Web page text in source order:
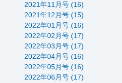
2021年11月号 (16)
2021年12月号 (15)
2022年01月号 (16)
2022年02月号 (17)
2022年03月号 (17)
2022年04月号 (16)
2022年05月号 (16)
2022年06月号 (17)